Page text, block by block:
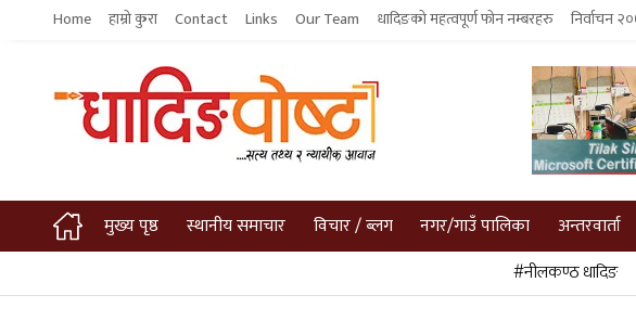
Home हाम्रो कुरा Contact Links Our Team धादिङको महत्वपूर्ण फोन नम्बरहरु निर्वाचन
मुख्य पृष्ठ स्थानीय समाचार विचार / ब्लग नगर/गाउँ पालिका अन्तरवार्ता
#नीलकण्ठ धादिङ